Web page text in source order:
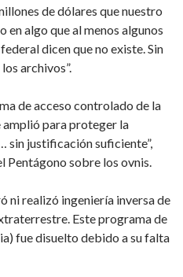
de dólares que nuestro
algo que al menos algunos
dicen que no existe. Sin
archivos”.
de acceso controlado de la
amplió para proteger la
sin justificación suficiente”,
Pentágono sobre los ovnis.
ni realizó ingeniería inversa de
Este programa de
fue disuelto debido a su falta